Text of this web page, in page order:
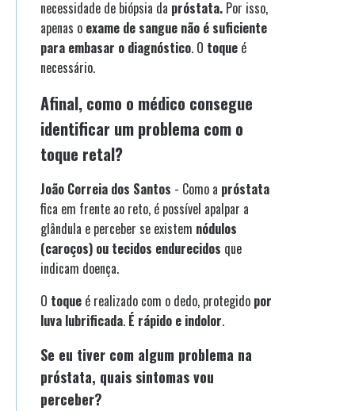
necessidade de biópsia da próstata. Por isso,
apenas o exame de sangue não é suficiente
para embasar o diagnóstico. O toque é
necessário.
Afinal, como o médico consegue
identificar um problema com o
toque retal?
João Correia dos Santos - Como a próstata
fica em frente ao reto, é possível apalpar a
glândula e perceber se existem nódulos
(caroços) ou tecidos endurecidos que
indicam doença.
O toque é realizado com o dedo, protegido por
luva lubrificada. É rápido e indolor.
Se eu tiver com algum problema na
próstata, quais sintomas vou
perceber?